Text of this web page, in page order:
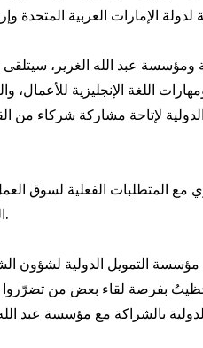
اللغة الإنجليزية
مع المتطلبات الفعلية
التعاون استجابة عملية لأحد أبرز التحديات وأكثرها إلحاحاً في المنطقة وهو: الحصول على عمل كريم ولائق.
التمويل الدولية لشؤون
بفرصة لقاء بعض من تضرّروا
بالشراكة مع مؤسسة عبد